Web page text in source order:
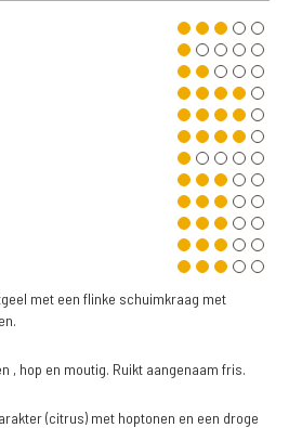
met een flinke schuimkraag met
, hop en moutig. Ruikt aangenaam fris.
(citrus) met hoptonen en een droge